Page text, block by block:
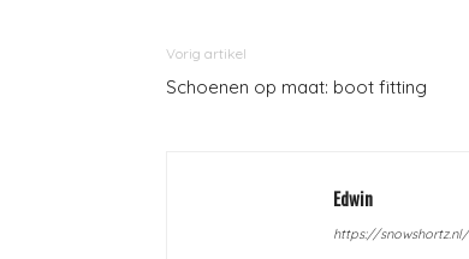
Vorig artikel
Schoenen op maat: boot fitting
Edwin
https://snowshortz.nl/